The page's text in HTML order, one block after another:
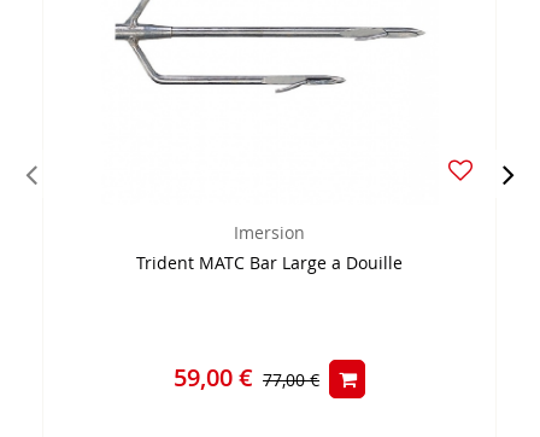
Imersion
Trident MATC Bar Large a Douille
59,00 € 77,00 €